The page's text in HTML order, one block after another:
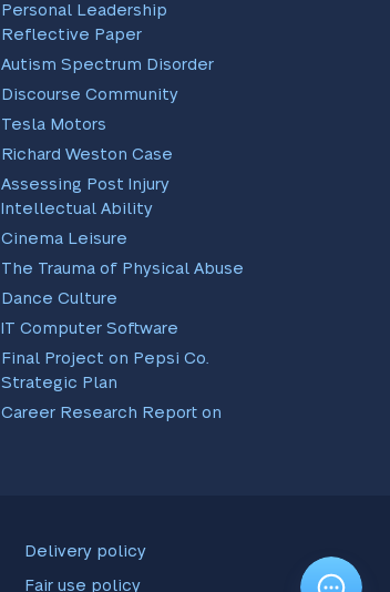
Personal Leadership
Reflective Paper
Autism Spectrum Disorder
Discourse Community
Tesla Motors
Richard Weston Case
Assessing Post Injury
Intellectual Ability
Cinema Leisure
The Trauma of Physical Abuse
Dance Culture
IT Computer Software
Final Project on Pepsi Co.
Strategic Plan
Career Research Report on
Professional Development
Delivery policy
Fair use policy